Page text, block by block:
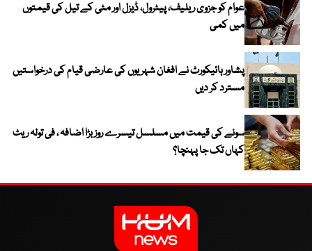
عوام کو جزوی ریلیف، پیٹرول، ڈیزل اور مٹی کے تیل کی قیمتوں
میں کمی
پشاور ہائیکورٹ نے افغان شہریوں کی عارضی قیام کی درخواستیں
مسترد کر دیں
سونے کی قیمت میں مسلسل تیسرے روز بڑا اضافہ ، فی تولہ ریٹ
کہاں تک جا پہنچا؟